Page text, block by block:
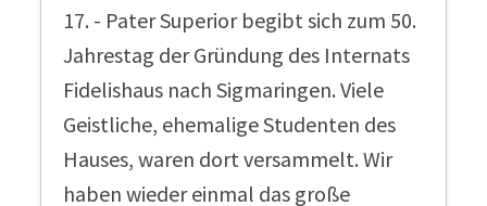
17. - Pater Superior begibt sich zum 50.
Jahrestag der Gründung des Internats
Fidelishaus nach Sigmaringen. Viele
Geistliche, ehemalige Studenten des
Hauses, waren dort versammelt. Wir
haben wieder einmal das große